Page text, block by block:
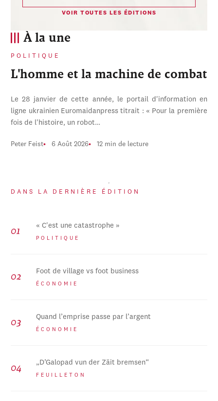
À la une
POLITIQUE
L'homme et la machine de combat
Le 28 janvier de cette année, le portail d'information en
ligne ukrainien Euromaidanpress titrait : « Pour la première
fois de l'histoire, un robot…
Peter Feist 6 Août 2026 12 min de lecture
DANS LA DERNIÈRE ÉDITION
« C'est une catastrophe »
POLITIQUE
Foot de village vs foot business
ÉCONOMIE
Quand l’emprise passe par l’argent
ÉCONOMIE
„D’Galopad vun der Zäit bremsen“
FEUILLETON
VOIR TOUTES LES ÉDITIONS